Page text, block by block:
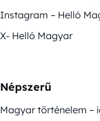
Instagram – Helló
X- Helló Magyar
Népszerű
Magyar történelem –